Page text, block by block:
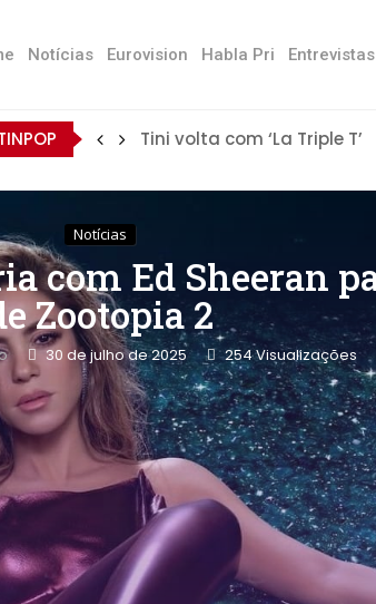
Notícias Eurovision Habla Pri Entrevistas
Tini volta com ‘La Triple T’
Notícias
com Ed Sheeran
Zootopia 2
30 de julho de 2025 254Visualizações